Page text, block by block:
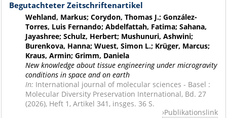
Begutachteter Zeitschriftenartikel
Wehland, Markus; Corydon, Thomas J.; González-
Torres, Luis Fernando; Abdelfattah, Fatima; Sahana,
Jayashree; Schulz, Herbert; Mushunuri, Ashwini;
Burenkova, Hanna; Wuest, Simon L.; Krüger, Marcus;
Kraus, Armin; Grimm, Daniela
New knowledge about tissue engineering under microgravity
conditions in space and on earth
In: International journal of molecular sciences - Basel :
Molecular Diversity Preservation International, Bd. 27
(2026), Heft 1, Artikel 341, insges. 36 S.
Publikationslink